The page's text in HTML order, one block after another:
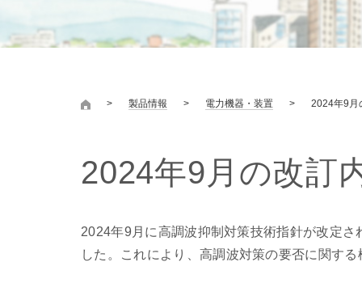
製品情報 電力機器・装置 2024年9月
2024年9月の改訂
2024年9月に高調波抑制対策技術指針が改定
した。これにより、高調波対策の要否に関す